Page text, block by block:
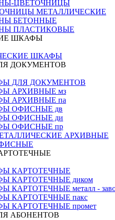
ЦВЕТОЧНИЦЫ
МЕТАЛЛИЧЕСКИЕ
БЕТОННЫЕ
ПЛАСТИКОВЫЕ
ШКАФЫ
ШКАФЫ
ДОКУМЕНТОВ
ДЛЯ ДОКУМЕНТОВ
АРХИВНЫЕ мз
АРХИВНЫЕ па
ОФИСНЫЕ дв
ОФИСНЫЕ ди
ОФИСНЫЕ пр
АРХИВНЫЕ
КАРТОТЕЧНЫЕ
КАРТОТЕЧНЫЕ диком
КАРТОТЕЧНЫЕ металл -
КАРТОТЕЧНЫЕ пакс
КАРТОТЕЧНЫЕ промет
АБОНЕНТОВ